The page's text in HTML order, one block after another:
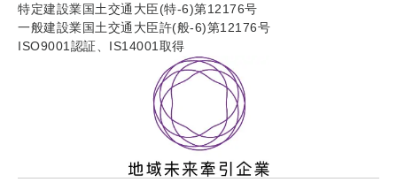
特定建設業国土交通大臣(特-6)第12176号
一般建設業国土交通大臣許(般-6)第12176号
ISO9001認証、IS14001取得